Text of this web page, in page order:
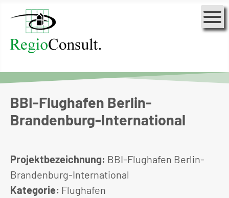
BBI-Flughafen Berlin-
Brandenburg-International
Projektbezeichnung: BBI-Flughafen Berlin-
Brandenburg-International
Kategorie: Flughafen